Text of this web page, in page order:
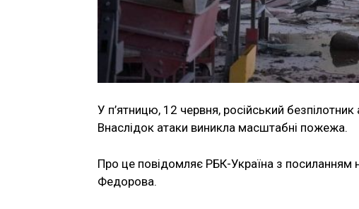
У п’ятницю, 12 червня, російський
Внаслідок атаки виникла масштабні пожежа.
Про це повідомляє РБК-Україна з посиланням
Федорова.